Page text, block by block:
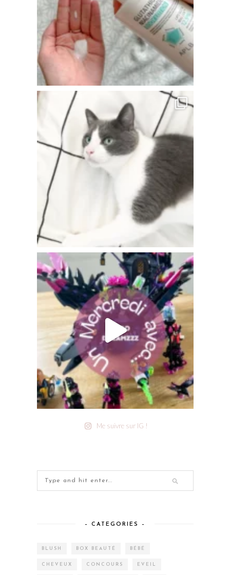
Me suivre sur IG !
– CATEGORIES –
BLUSH BOX BEAUTÉ BÉBÉ
CHEVEUX CONCOURS EVEIL